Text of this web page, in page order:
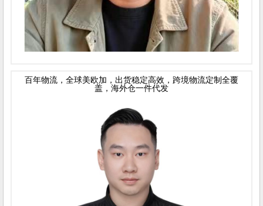
百年物流，全球美欧加，出货稳定高效，跨境物流定制全覆
盖，海外仓一件代发